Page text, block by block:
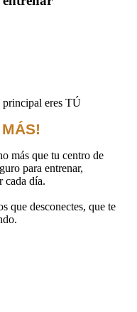
principal eres TÚ
más que tu centro de
para entrenar,
cada día.
que desconectes, que te